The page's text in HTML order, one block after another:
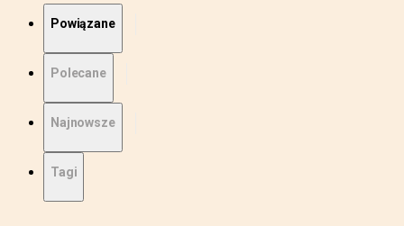
Powiązane
Polecane
Najnowsze
Tagi